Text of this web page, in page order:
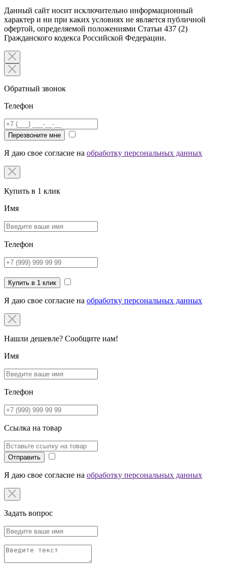
Данный сайт носит исключительно информационный
характер и ни при каких условиях не является публичной
офертой, определяемой положениями Статьи 437 (2)
Гражданского кодекса Российской Федерации.
Обратный звонок
Телефон
Перезвоните мне
Я даю свое согласие на обработку персональных данных
Купить в 1 клик
Имя
Телефон
Купить в 1 клик
Я даю свое согласие на обработку персональных данных
Нашли дешевле? Сообщите нам!
Имя
Телефон
Ссылка на товар
Отправить
Я даю свое согласие на обработку персональных данных
Задать вопрос